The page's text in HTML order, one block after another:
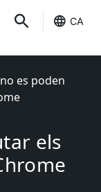
CA
no es poden
els